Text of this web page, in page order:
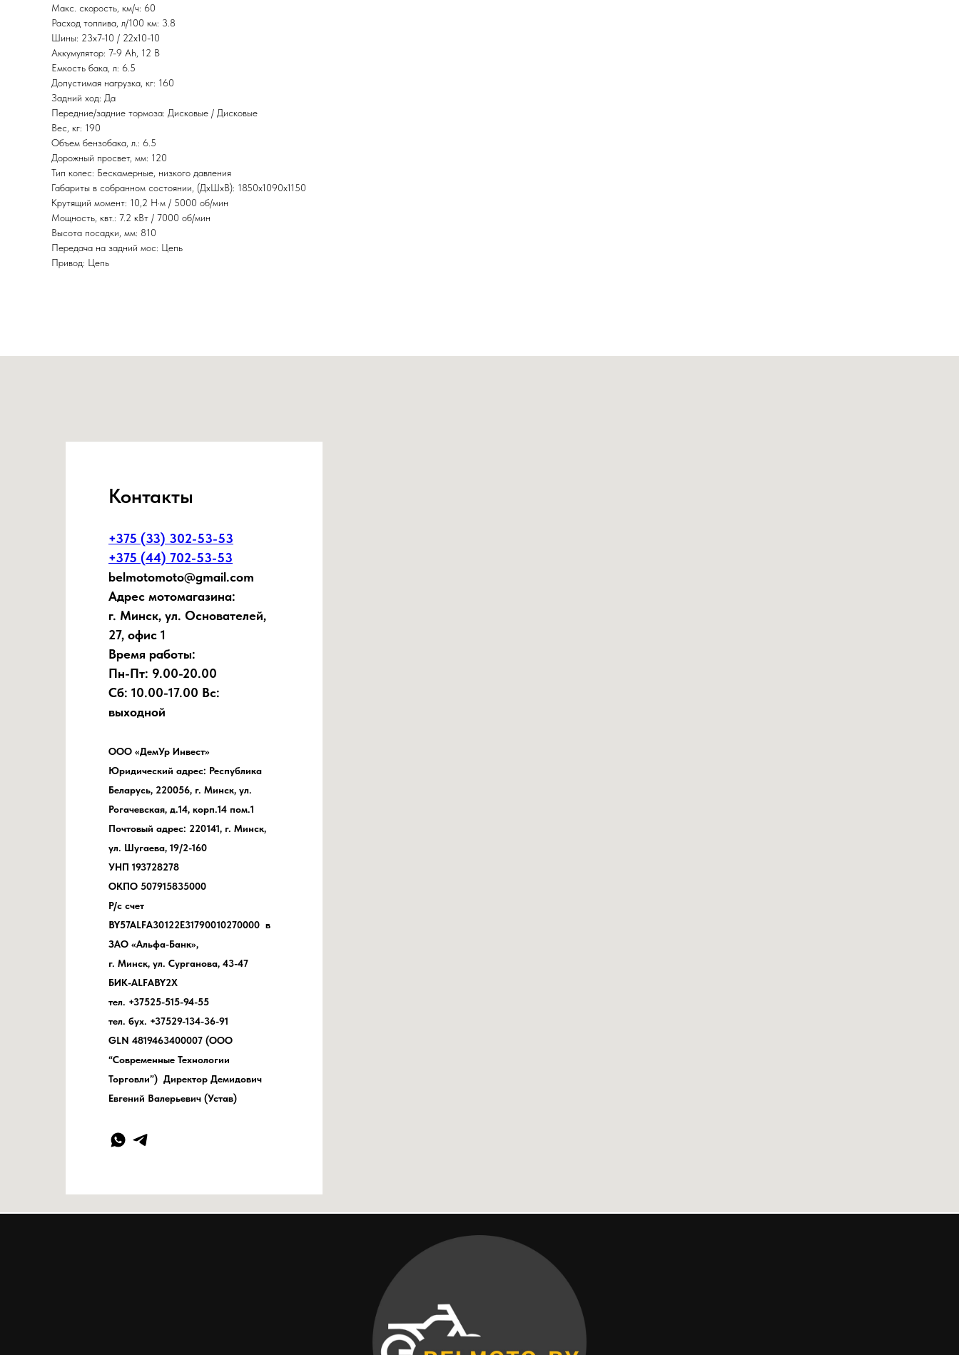
Макс. скорость, км/ч: 60
Расход топлива, л/100 км: 3.8
Шины: 23х7-10 / 22х10-10
Аккумулятор: 7-9 Ah, 12 В
Емкость бака, л: 6.5
Допустимая нагрузка, кг: 160
Задний ход: Да
Передние/задние тормоза: Дисковые / Дисковые
Вес, кг: 190
Объем бензобака, л.: 6.5
Дорожный просвет, мм: 120
Тип колес: Бескамерные, низкого давления
Габариты в собранном состоянии, (ДхШхВ): 1850x1090x1150
Крутящий момент: 10,2 Н·м / 5000 об/мин
Мощность, квт.: 7.2 кВт / 7000 об/мин
Высота посадки, мм: 810
Передача на задний мос: Цепь
Привод: Цепь
Контакты
+375 (33) 302-53-53
+375 (44) 702-53-53
belmotomoto@gmail.com
Адрес мотомагазина:
г. Минск, ул. Основателей,
27, офис 1
Время работы:
Пн-Пт: 9.00-20.00
Сб: 10.00-17.00 Вс:
выходной
ООО «ДемУр Инвест»
Юридический адрес: Республика
Беларусь, 220056, г. Минск, ул.
Рогачевская, д.14, корп.14 пом.1
Почтовый адрес: 220141, г. Минск,
ул. Шугаева, 19/2-160
УНП 193728278
ОКПО 507915835000
Р/с счет
BY57ALFA30122E31790010270000 в
ЗАО «Альфа-Банк»,
г. Минск, ул. Сурганова, 43-47
БИК-ALFABY2X
тел. +37525-515-94-55
тел. бух. +37529-134-36-91
GLN 4819463400007 (ООО
“Современные Технологии
Торговли”) Директор Демидович
Евгений Валерьевич (Устав)